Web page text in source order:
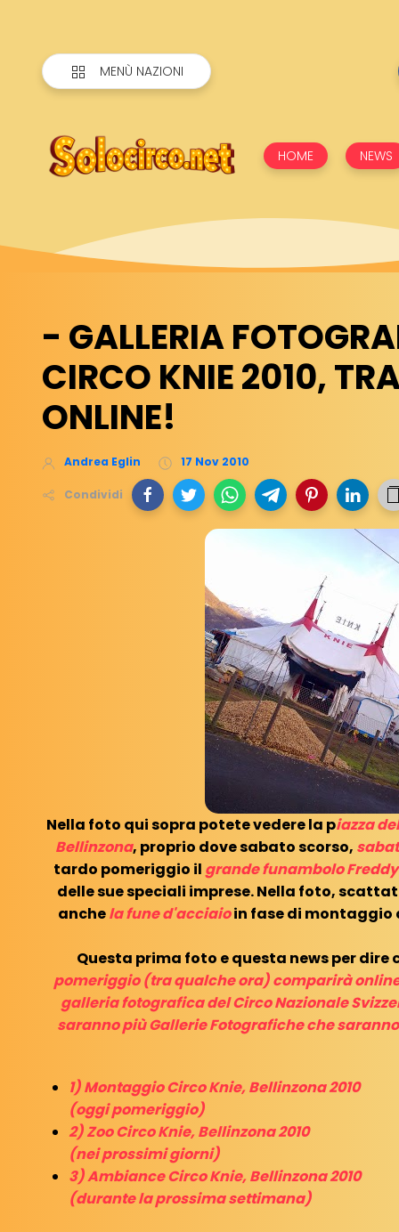
MENÙ NAZIONI
HOME NEWS
- GALLERIA
CIRCO KNIE 2010,
ONLINE!
Andrea Eglin 17 Nov 2010
Condividi
Nella foto qui sopra potete vedere la piazza
Bellinzona, proprio dove sabato scorso,
tardo pomeriggio il grande funambolo
delle sue speciali imprese. Nella foto,
anchela fune d'acciaioin fase di montaggio
Questa prima foto e questa news per dire
pomeriggio (tra qualche ora) comparirà
galleria fotografica del Circo Nazionale
saranno più Gallerie Fotografiche che
1) Montaggio Circo Knie, Bellinzona 2010
(oggi pomeriggio)
2) Zoo Circo Knie, Bellinzona 2010
(nei prossimi giorni)
3) Ambiance Circo Knie, Bellinzona 2010
(durante la prossima settimana)